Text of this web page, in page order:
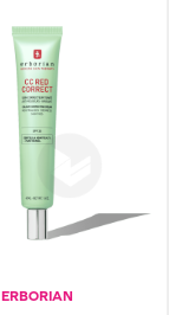
ERBORIAN